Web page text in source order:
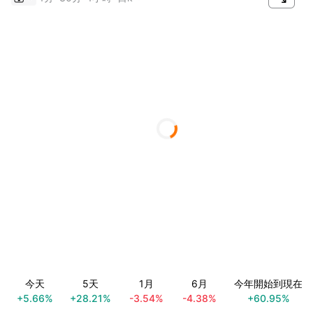
今天
+5.66%
5天
+28.21%
1月
-3.54%
6月
-4.38%
今年開始到現在
+60.95%